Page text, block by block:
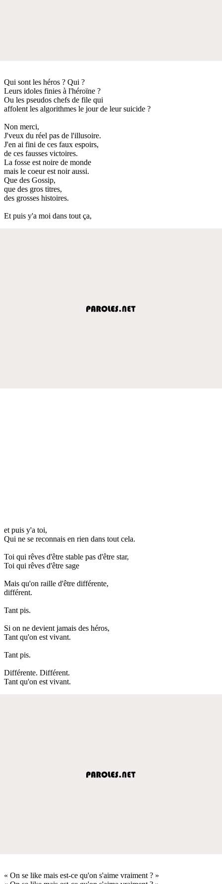
Qui sont les héros ? Qui ?
Leurs idoles finies à l'héroïne ?
Ou les pseudos chefs de file qui
affolent les algorithmes le jour de leur suicide ?
Non merci,
J'veux du réel pas de l'illusoire.
J'en ai fini de ces faux espoirs,
de ces fausses victoires.
La fosse est noire de monde
mais le coeur est noir aussi.
Que des Gossip,
que des gros titres,
des grosses histoires.
Et puis y'a moi dans tout ça,
et puis y'a toi,
Qui ne se reconnais en rien dans tout cela.
Toi qui rêves d'être stable pas d'être star,
Toi qui rêves d'être sage
Mais qu'on raille d'être différente,
différent.
Tant pis.
Si on ne devient jamais des héros,
Tant qu'on est vivant.
Tant pis.
Différente. Différent.
Tant qu'on est vivant.
« On se like mais est-ce qu'on s'aime vraiment ? »